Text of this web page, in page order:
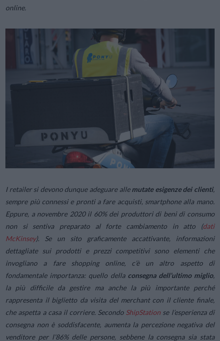
online.
I retailer si devono dunque adeguare allemutate esigenze dei clienti,
sempre più connessi e pronti a fare acquisti, smartphone alla mano.
Eppure, a novembre 2020 il 60% dei produttori di beni di consumo
non si sentiva preparato al forte cambiamento in atto (dati
McKinsey). Se un sito graficamente accattivante, informazioni
dettagliate sui prodotti e prezzi competitivi sono elementi che
invogliano a fare shopping online, c’è un altro aspetto di
fondamentale importanza: quello della consegna dell’ultimo miglio,
la più difficile da gestire ma anche la più importante perché
rappresenta il biglietto da visita del merchant con il cliente finale,
che aspetta a casa il corriere. Secondo ShipStation se l’esperienza di
consegna non è soddisfacente, aumenta la percezione negativa del
venditore per l’86% delle persone, sebbene la consegna sia stata